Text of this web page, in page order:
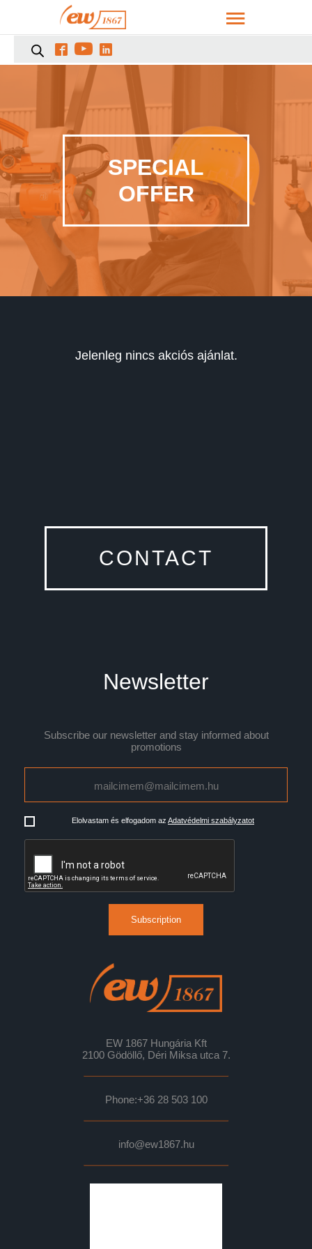
  
SPECIAL
OFFER
Jelenleg nincs akciós ajánlat.
CONTACT
Newsletter
Subscribe our newsletter and stay informed about
promotions
Elolvastam és elfogadom az Adatvédelmi szabályzatot
Subscription
EW 1867 Hungária Kft
2100 Gödöllő, Déri Miksa utca 7.
Phone:+36 28 503 100
info@ew1867.hu